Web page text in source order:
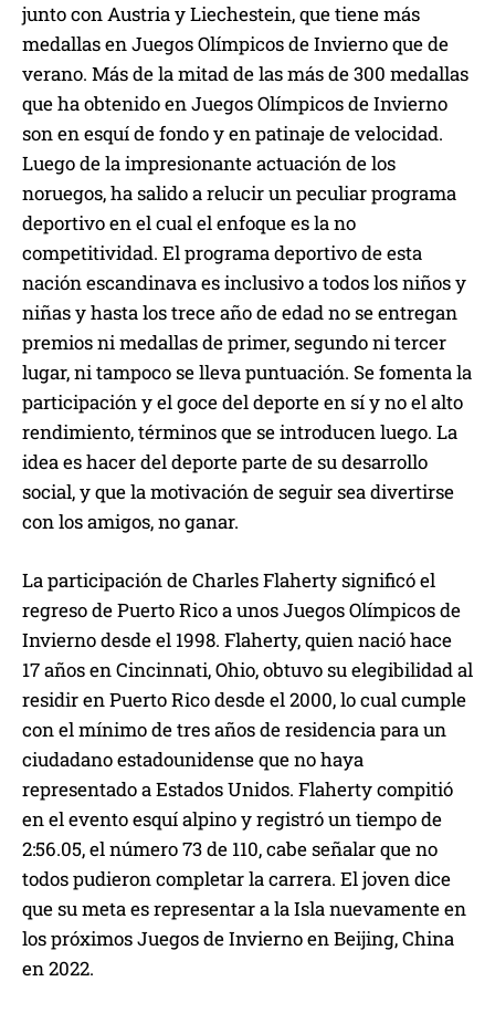
junto con Austria y Liechestein, que tiene más
medallas en Juegos Olímpicos de Invierno que de
verano. Más de la mitad de las más de 300 medallas
que ha obtenido en Juegos Olímpicos de Invierno
son en esquí de fondo y en patinaje de velocidad.
Luego de la impresionante actuación de los
noruegos, ha salido a relucir un peculiar programa
deportivo en el cual el enfoque es la no
competitividad. El programa deportivo de esta
nación escandinava es inclusivo a todos los niños y
niñas y hasta los trece año de edad no se entregan
premios ni medallas de primer, segundo ni tercer
lugar, ni tampoco se lleva puntuación. Se fomenta la
participación y el goce del deporte en sí y no el alto
rendimiento, términos que se introducen luego. La
idea es hacer del deporte parte de su desarrollo
social, y que la motivación de seguir sea divertirse
con los amigos, no ganar.
La participación de Charles Flaherty significó el
regreso de Puerto Rico a unos Juegos Olímpicos de
Invierno desde el 1998. Flaherty, quien nació hace
17 años en Cincinnati, Ohio, obtuvo su elegibilidad al
residir en Puerto Rico desde el 2000, lo cual cumple
con el mínimo de tres años de residencia para un
ciudadano estadounidense que no haya
representado a Estados Unidos. Flaherty compitió
en el evento esquí alpino y registró un tiempo de
2:56.05, el número 73 de 110, cabe señalar que no
todos pudieron completar la carrera. El joven dice
que su meta es representar a la Isla nuevamente en
los próximos Juegos de Invierno en Beijing, China
en 2022.